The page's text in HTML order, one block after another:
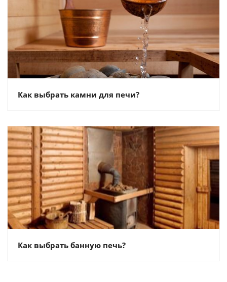
Как выбрать камни для печи?
Как выбрать банную печь?